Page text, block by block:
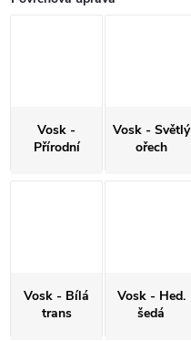
Vosk -
Přírodní
Vosk - Světlý
ořech
Vosk - Bílá
trans
Vosk - Hed.
šedá